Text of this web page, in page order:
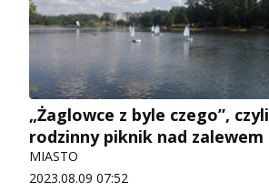
„Żaglowce z byle czego”, czyli
rodzinny piknik nad zalewem
MIASTO
2023.08.09 07:52